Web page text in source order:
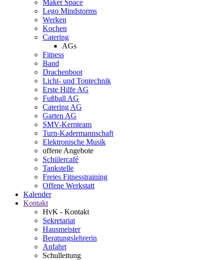
Maker Space
Lego Mindstorms
Werken
Kochen
Catering
AGs
Fitness
Band
Drachenboot
Licht- und Tontechnik
Erste Hilfe AG
Fußball AG
Catering AG
Garten AG
SMV-Kernteam
Turn-Kadermannschaft
Elektronische Musik
offene Angebote
Schülercafé
Tankstelle
Freies Fitnesstraining
Offene Werkstatt
Kalender
Kontakt
HvK - Kontakt
Sekretariat
Hausmeister
Beratungslehrerin
Anfahrt
Schulleitung